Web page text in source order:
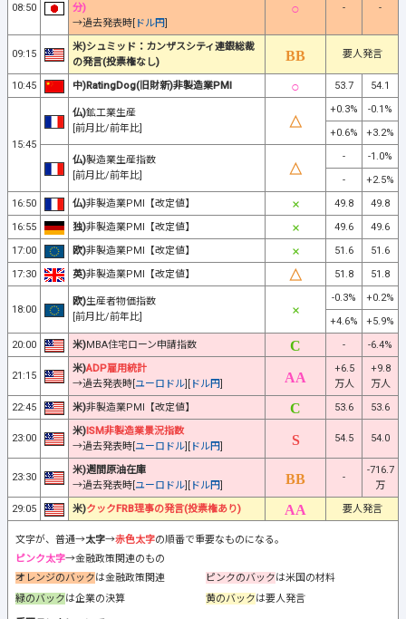
08:50
分)
→過去発表時[ ドル円]
- -
09:15
米)シュミッド：カンザスシティ連銀総裁
の発言(投票権なし)
要人発言
10:45 中)RatingDog(旧財新)非製造業PMI 53.7 54.1
15:45
仏)鉱工業生産
[前月比/前年比]
+0.3%
-0.1%
+0.6%
+3.2%
仏)製造業生産指数
[前月比/前年比]
-
-1.0%
-
+2.5%
16:50
仏)非製造業PMI【改定値】 49.8
49.8
16:55
独)非製造業PMI【改定値】 49.6
49.6
17:00
欧)非製造業PMI【改定値】 51.6
51.6
17:30
英)非製造業PMI【改定値】 51.8 51.8
18:00
欧)生産者物価指数
[前月比/前年比]
-0.3%
+0.2%
+4.6%
+5.9%
20:00
米)MBA住宅ローン申請指数 - -6.4%
21:15
米)ADP雇用統計
→過去発表時[ユーロドル][ ドル円]
+6.5
万人
+9.8
万人
22:45
米)非製造業PMI【改定値】 53.6 53.6
23:00
米)ISM非製造業景況指数
→過去発表時[ユーロドル][ ドル円]
54.5 54.0
23:30
米)週間原油在庫
→過去発表時[ユーロドル][ ドル円]
-
-716.7
万
29:05
米)クックFRB理事の発言(投票権あり) 要人発言
文字が、普通→太字→赤色太字の順番で重要なものになる。
ピンク太字→金融政策関連のもの
オレンジのバックは金融政策関連 ピンクのバックは米国の材料
緑のバックは企業の決算 黄のバックは要人発言